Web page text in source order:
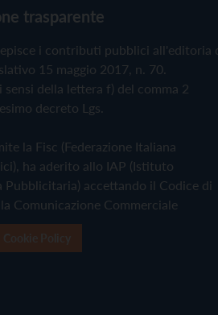
trasparente
i contributi pubblici all'editoria
15 maggio 2017, n. 70.
sensi della lettera f) del comma 2
decreto Lgs.
la Fisc (Federazione Italiana
ha aderito allo IAP (Istituto
Pubblicitaria) accettando il Codice di
Comunicazione Commerciale